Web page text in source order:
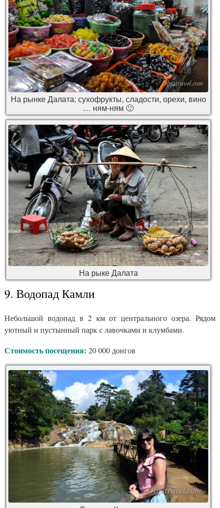
На рынке Далата: сухофрукты, сладости, орехи, вино
… ням-ням 🙂
На рыке Далата
9. Водопад Камли
Небольшой водопад в 2 км от центрального озера. Рядом
уютный и пустынный парк с лавочками и клумбами.
Стоимость посещения: 20 000 донгов